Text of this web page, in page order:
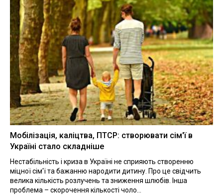
Мобілізація, каліцтва, ПТСР: створювати сім'ї в
Україні стало складніше
Нестабільність і криза в Україні не сприяють створенню
міцної сім'ї та бажанню народити дитину. Про це свідчить
велика кількість розлучень та зниження шлюбів. Інша
проблема – скорочення кількості чоло...